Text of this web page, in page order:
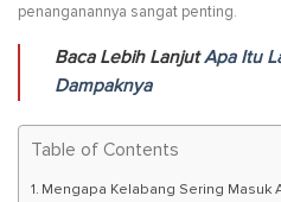
penanganannya sangat penting.
Baca Lebih LanjutApa Itu
Dampaknya
Table of Contents
Mengapa Kelabang Sering Masuk